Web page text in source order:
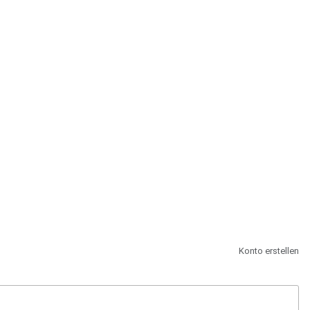
Konto erstellen